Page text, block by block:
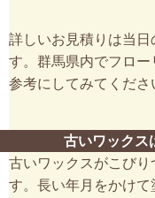
詳しいお見積りは当日
す。群馬県内でフロ
参考にしてみてくださ
古いワックス
古いワックスがこびり
す。長い年月をかけ